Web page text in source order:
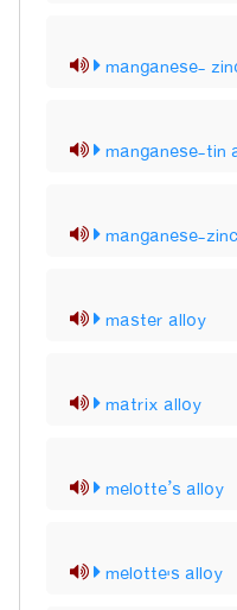
manganese-
manganese-tin
manganese-
master alloy
matrix alloy
melotte’s alloy
melotte's alloy